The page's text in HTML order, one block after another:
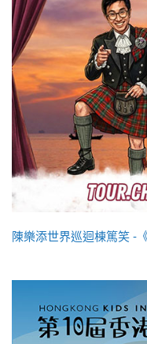
陳樂添世界巡迴棟篤笑 -